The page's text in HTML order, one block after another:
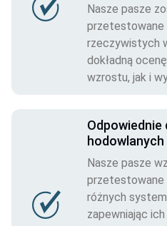
Nasze pasze
przetestowane
rzeczywistych
dokładną
wzrostu, jak i
hodowlanych
Nasze pasze
przetestowane
różnych
zapewniając